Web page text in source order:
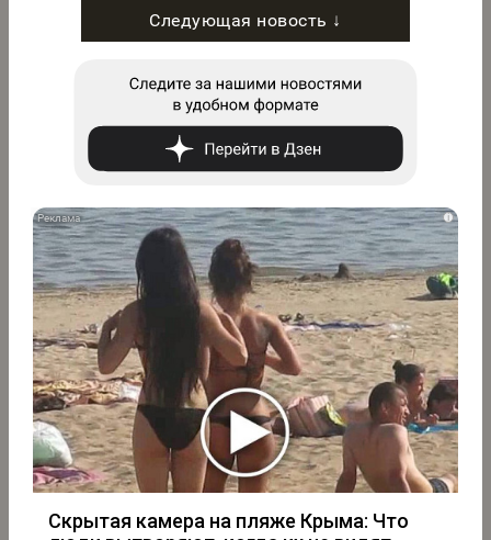
Следующая новость ↓
i
Скрытая камера на пляже Крыма: Что